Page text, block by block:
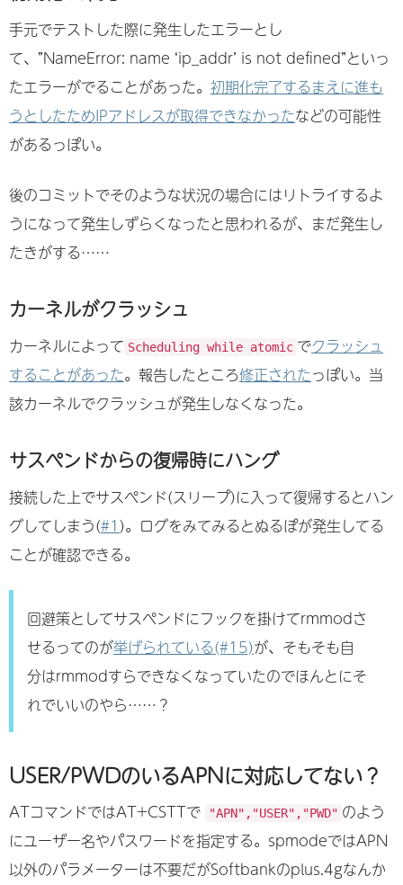
手元でテストした際に発生したエラーとし
て、”NameError: name ‘ip_addr’ is not defined”といっ
たエラーがでることがあった。 初期化完了するまえに進も
うとしたためIPアドレスが取得できなかったなどの可能性
があるっぽい。
後のコミットでそのような状況の場合にはリトライするよ
うになって発生しずらくなったと思われるが、まだ発生し
たきがする……
カーネルがクラッシュ
カーネルによって Scheduling while atomic でクラッシュ
することがあった。報告したところ修正されたっぽい。当
該カーネルでクラッシュが発生しなくなった。
サスペンドからの復帰時にハング
接続した上でサスペンド(スリープ)に入って復帰するとハン
グしてしまう(#1)。ログをみてみるとぬるぽが発生してる
ことが確認できる。
回避策としてサスペンドにフックを掛けてrmmodさ
せるってのが挙げられている(#15)が、そもそも自
分はrmmodすらできなくなっていたのでほんとにそ
れでいいのやら……？
USER/PWDのいるAPNに対応してない？
ATコマンドではAT+CSTTで "APN","USER","PWD" のよう
にユーザー名やパスワードを指定する。spmodeではAPN
以外のパラメーターは不要だがSoftbankのplus.4gなんか